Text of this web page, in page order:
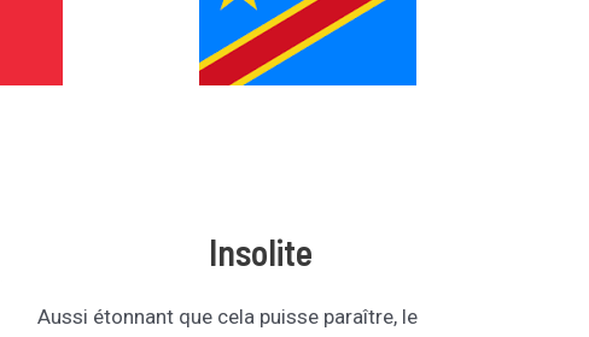
Insolite
Aussi étonnant que cela puisse paraître, le